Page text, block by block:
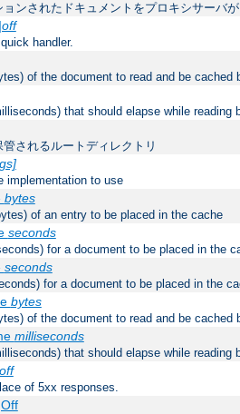
ョンされたドキュメントをプロキシサーバ
handler.
of the document to read and be cached
that should elapse while reading
されるルートディレクトリ
implementation to use
bytes
of an entry to be placed in the cache
seconds
for a document to be placed in the
seconds
for a document to be placed in the
bytes
of the document to read and be cached
milliseconds
that should elapse while reading
of 5xx responses.